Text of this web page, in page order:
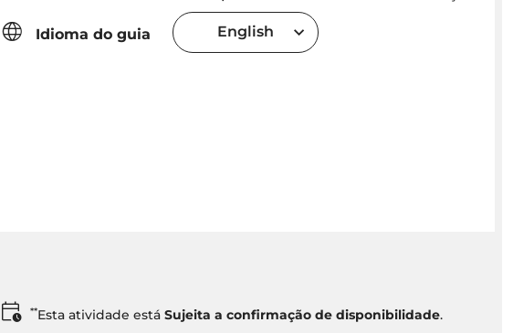
Idioma do guia English
**Esta atividade estáSujeita a confirmação de disponibilidade.